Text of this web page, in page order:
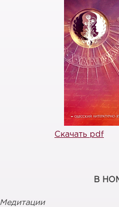
Скачать pdf
В
Медитации